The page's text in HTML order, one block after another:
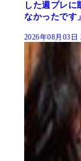
した週プレに
なかったです」
2026年08月03日